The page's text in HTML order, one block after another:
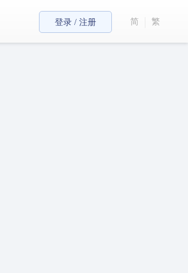
登录 / 注册 简 繁